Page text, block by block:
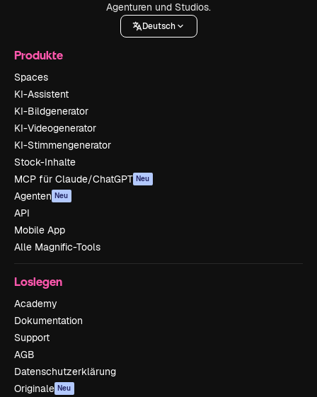
Agenturen und Studios.
Deutsch
Produkte
Spaces
KI-Assistent
KI-Bildgenerator
KI-Videogenerator
KI-Stimmengenerator
Stock-Inhalte
MCP für Claude/ChatGPT Neu
Agenten Neu
API
Mobile App
Alle Magnific-Tools
Loslegen
Academy
Dokumentation
Support
AGB
Datenschutzerklärung
Originale Neu